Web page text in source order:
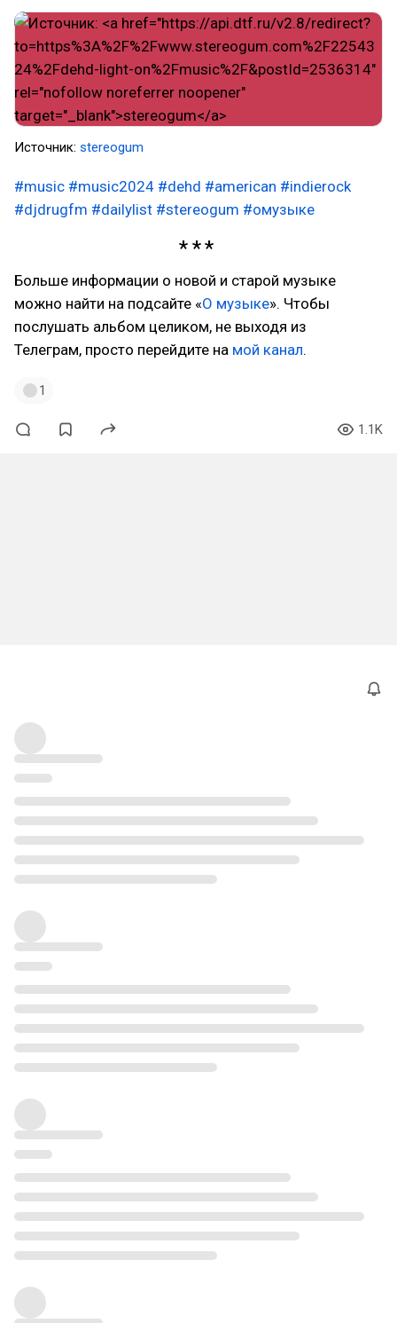
Источник: stereogum
#music #music2024 #dehd #american #indierock
#djdrugfm #dailylist #stereogum #омузыке
Больше информации о новой и старой музыке
можно найти на подсайте «О музыке». Чтобы
послушать альбом целиком, не выходя из
Телеграм, просто перейдите на мой канал.
1
1.1K